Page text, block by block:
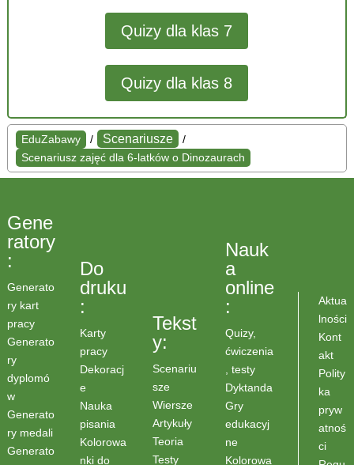
Quizy dla klas 7
Quizy dla klas 8
EduZabawy / Scenariusze
/
Scenariusz zajęć dla 6-latków o Dinozaurach
Gene
ratory
:
Generato
ry kart
pracy
Generato
ry
dyplomó
w
Generato
ry medali
Generato
Do
druku
:
Karty
pracy
Dekoracj
e
Nauka
pisania
Kolorowa
nki do
Tekst
y:
Scenariu
sze
Wiersze
Artykuły
Teoria
Testy
Nauk
a
online
:
Quizy,
ćwiczenia
, testy
Dyktanda
Gry
edukacyj
ne
Kolorowa
Aktua
lności
Kont
akt
Polity
ka
pryw
atnoś
ci